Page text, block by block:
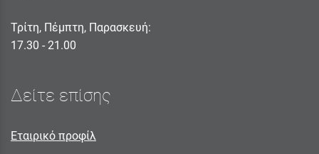
Τρίτη, Πέμπτη, Παρασκευή:
17.30 - 21.00
Δείτε επίσης
Εταιρικό προφίλ